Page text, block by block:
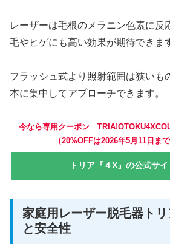
レーザーは毛根のメラニン色素に反
毛やヒゲにも高い効果が期待できま
フラッシュ式より照射範囲は狭いも
本に集中してアプローチできます。
今なら専用クーポン
（20%OFFは2026年5月11日ま
トリア『４X』の公式サ
家庭用レーザー脱毛器ト
と安全性